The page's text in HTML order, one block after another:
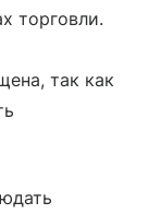
торговли.
так как